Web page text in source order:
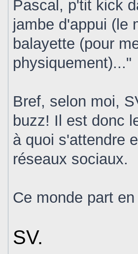
Pascal, p'tit kick
jambe d'appui (le
balayette (pour
physiquement)..."
Bref, selon moi,
buzz! Il est donc
à quoi s'attendre
réseaux sociaux.
Ce monde part
SV.